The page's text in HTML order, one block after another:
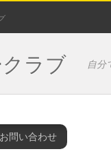
ラブ 自分
お問い合わせ